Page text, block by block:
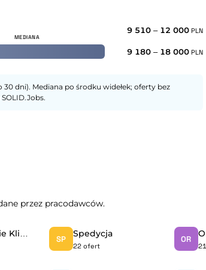
9 510 – 12 000 PLN
9 180 – 18 000 PLN
dni). Mediana po środku widełek; oferty bez
przez pracodawców.
SP
Spedycja
22 ofert
OR